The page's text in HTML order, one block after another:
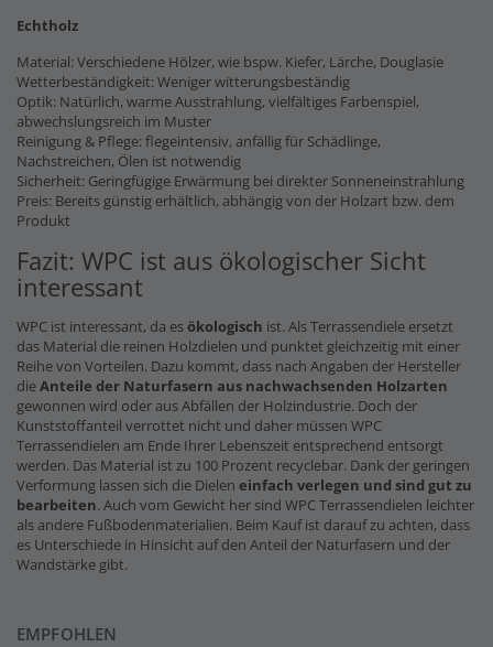
Echtholz
Material: Verschiedene Hölzer, wie bspw. Kiefer, Lärche, Douglasie
Wetterbeständigkeit: Weniger witterungsbeständig
Optik: Natürlich, warme Ausstrahlung, vielfältiges Farbenspiel,
abwechslungsreich im Muster
Reinigung & Pflege: flegeintensiv, anfällig für Schädlinge,
Nachstreichen, Ölen ist notwendig
Sicherheit: Geringfügige Erwärmung bei direkter Sonneneinstrahlung
Preis: Bereits günstig erhältlich, abhängig von der Holzart bzw. dem
Produkt
Fazit: WPC ist aus ökologischer Sicht
interessant
WPC ist interessant, da esökologisch ist. Als Terrassendiele ersetzt
das Material die reinen Holzdielen und punktet gleichzeitig mit einer
Reihe von Vorteilen. Dazu kommt, dass nach Angaben der Hersteller
dieAnteile der Naturfasern aus nachwachsenden Holzarten
gewonnen wird oder aus Abfällen der Holzindustrie. Doch der
Kunststoffanteil verrottet nicht und daher müssen WPC
Terrassendielen am Ende Ihrer Lebenszeit entsprechend entsorgt
werden. Das Material ist zu 100 Prozent recyclebar. Dank der geringen
Verformung lassen sich die Dielen einfach verlegen und sind gut zu
bearbeiten. Auch vom Gewicht her sind WPC Terrassendielen leichter
als andere Fußbodenmaterialien. Beim Kauf ist darauf zu achten, dass
es Unterschiede in Hinsicht auf den Anteil der Naturfasern und der
Wandstärke gibt.
EMPFOHLEN